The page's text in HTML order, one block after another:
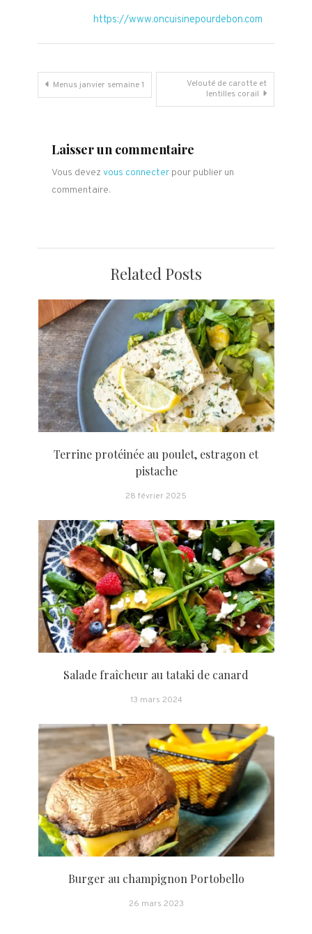
https://www.oncuisinepourdebon.com
Navigation
l’article
Menus janvier semaine 1
Velouté de carotte et
lentilles corail
Laisser un commentaire
Vous devezvous connecter pour publier un
commentaire.
Related Posts
Terrine protéinée au poulet, estragon et
pistache
28 février 2025
Salade fraîcheur au tataki de canard
13 mars 2024
Burger au champignon Portobello
26 mars 2023